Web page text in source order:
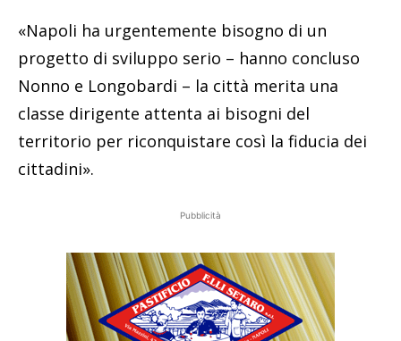
«Napoli ha urgentemente bisogno di un
progetto di sviluppo serio – hanno concluso
Nonno e Longobardi – la città merita una
classe dirigente attenta ai bisogni del
territorio per riconquistare così la fiducia dei
cittadini».
Pubblicità